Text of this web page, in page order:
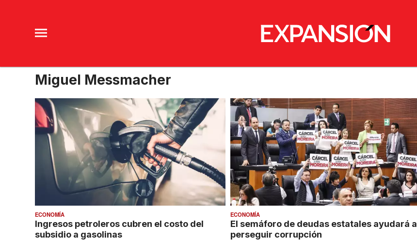
Miguel Messmacher
ECONOMÍA
Ingresos petroleros cubren el costo del
subsidio a gasolinas
ECONOMÍA
El semáforo de deudas estatales ayudará a
perseguir corrupción